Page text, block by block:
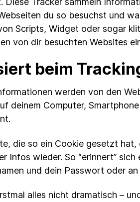
du so besuchst und
Scripts, Widget oder sogar
von dir besuchten Websites
beim
werden von den
deinem Computer,
die so ein Cookie gesetzt
Infos wieder. So “erinnert”
und dein Passwort oder
alles nicht dramatisch –